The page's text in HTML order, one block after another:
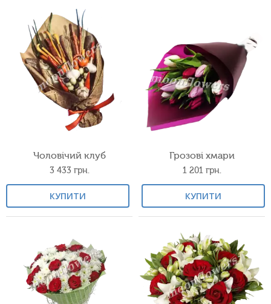
Чоловічий клуб
3 433 грн.
КУПИТИ
Грозові хмари
1 201 грн.
КУПИТИ